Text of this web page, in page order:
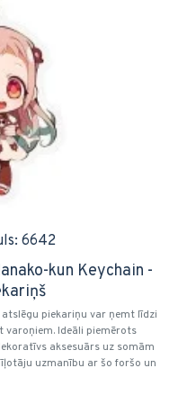
6642
kun Keychain -
piekariņu var ņemt līdzi
Ideāli piemērots
aksesuārs uz somām
uzmanību ar šo foršo un